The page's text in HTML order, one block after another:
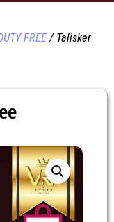
FREE/ Talisker